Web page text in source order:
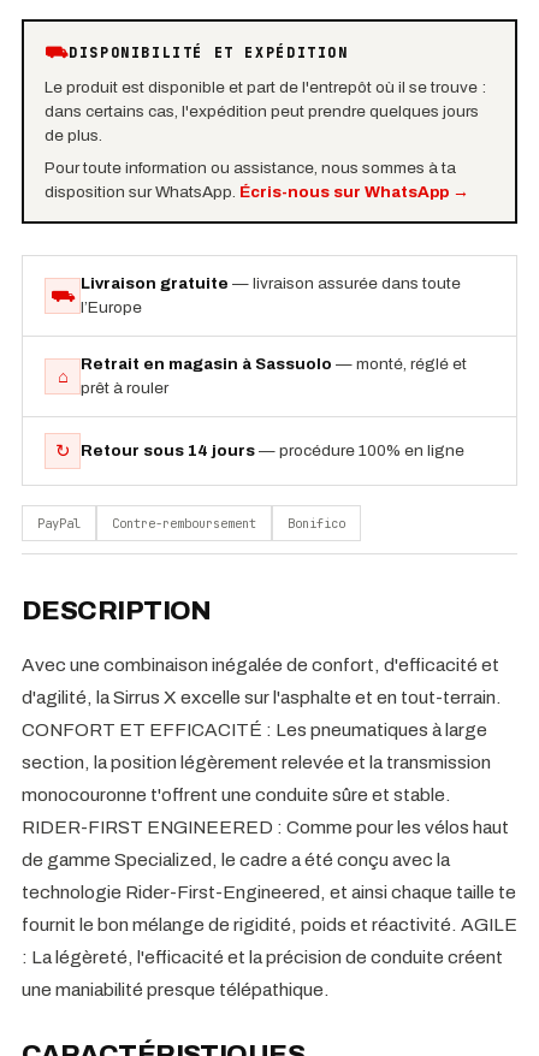
⛟DISPONIBILITÉ ET EXPÉDITION
Le produit est disponible et part de l'entrepôt où il se trouve :
dans certains cas, l'expédition peut prendre quelques jours
de plus.
Pour toute information ou assistance, nous sommes à ta
disposition sur WhatsApp. Écris-nous sur WhatsApp→
⛟
Livraison gratuite — livraison assurée dans toute
l’Europe
⌂
Retrait en magasin à Sassuolo — monté, réglé et
prêt à rouler
↻ Retour sous 14 jours — procédure 100% en ligne
PayPal Contre-remboursement Bonifico
DESCRIPTION
Avec une combinaison inégalée de confort, d'efficacité et
d'agilité, la Sirrus X excelle sur l'asphalte et en tout-terrain.
CONFORT ET EFFICACITÉ : Les pneumatiques à large
section, la position légèrement relevée et la transmission
monocouronne t'offrent une conduite sûre et stable.
RIDER-FIRST ENGINEERED : Comme pour les vélos haut
de gamme Specialized, le cadre a été conçu avec la
technologie Rider-First-Engineered, et ainsi chaque taille te
fournit le bon mélange de rigidité, poids et réactivité. AGILE
: La légèreté, l'efficacité et la précision de conduite créent
une maniabilité presque télépathique.